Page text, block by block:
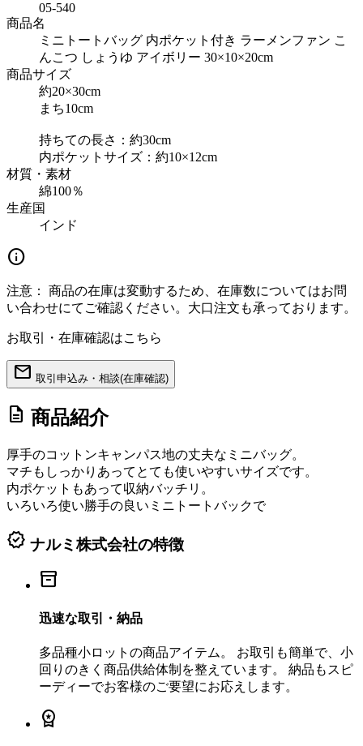
05-540
商品名
ミニトートバッグ 内ポケット付き ラーメンファン こ
んこつ しょうゆ アイボリー 30×10×20cm
商品サイズ
約20×30cm
まち10cm
持ちての長さ：約30cm
内ポケットサイズ：約10×12cm
材質・素材
綿100％
生産国
インド
info
注意：
商品の在庫は変動するため、在庫数についてはお問
い合わせにてご確認ください。大口注文も承っております。
お取引・在庫確認はこちら
mail 取引申込み・相談(在庫確認)
description 商品紹介
厚手のコットンキャンパス地の丈夫なミニバッグ。
マチもしっかりあってとても使いやすいサイズです。
内ポケットもあって収納バッチリ。
いろいろ使い勝手の良いミニトートバックで
verified ナルミ株式会社の特徴
inventory_2
迅速な取引・納品
多品種小ロットの商品アイテム。 お取引も簡単で、小
回りのきく商品供給体制を整えています。 納品もスピ
ーディーでお客様のご要望にお応えします。
workspace_premium